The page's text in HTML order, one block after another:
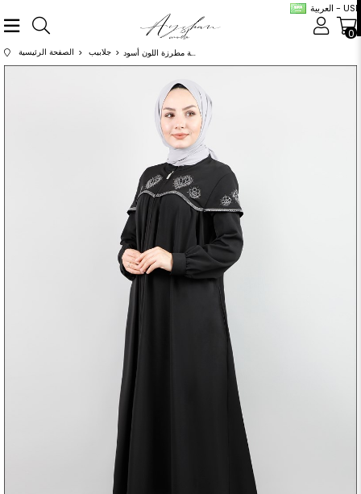
العربية - USD
0
الصفحة الرئيسية جلابيب عباية مطرزة اللون أسود